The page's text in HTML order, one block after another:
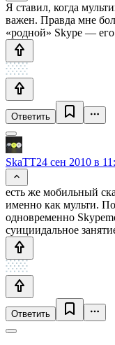
Я ставил, когда
важен. Правда мне
«родной» Skype — его
Ответить
SkaTT24 сен 2010 в
есть же мобильный
именно как мульти.
одновременно
суициидальное
Ответить